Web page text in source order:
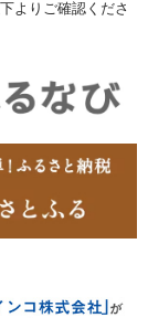
よりご確認くださ